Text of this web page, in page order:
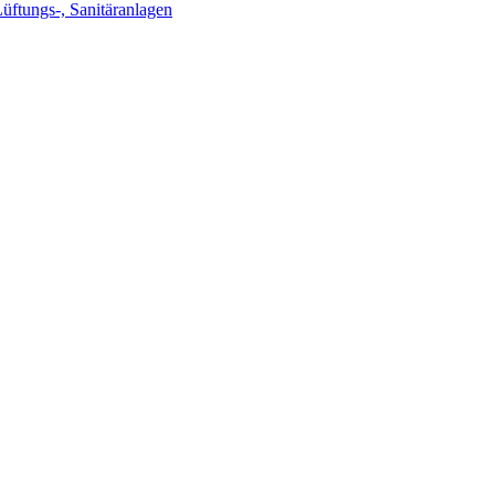
, Sanitäranlagen